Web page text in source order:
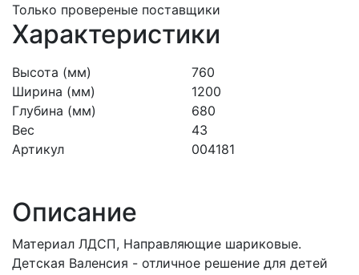
Только провереные поставщики
Характеристики
Высота (мм)
760
Ширина (мм)
1200
Глубина (мм)
680
Вес
43
Артикул
004181
Описание
Материал ЛДСП, Направляющие шариковые.
Детская Валенсия - отличное решение для детей